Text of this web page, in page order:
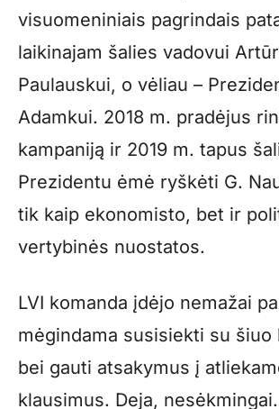
visuomeniniais pagrindais
laikinajam šalies vadovui
Paulauskui, o vėliau –
Adamkui. 2018 m. pradėjus
kampaniją ir 2019 m. tapus
Prezidentu ėmė ryškėti G.
tik kaip ekonomisto, bet ir
vertybinės nuostatos.
LVI komanda įdėjo nemažai
mėgindama susisiekti su šiuo
bei gauti atsakymus į
klausimus. Deja,